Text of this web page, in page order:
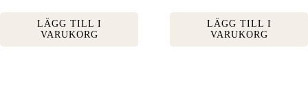
LÄGG TILL I
VARUKORG
LÄGG TILL I
VARUKORG